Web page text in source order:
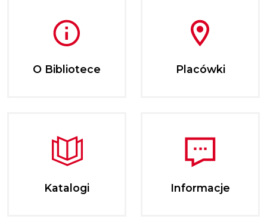
O Bibliotece Placówki
Katalogi Informacje